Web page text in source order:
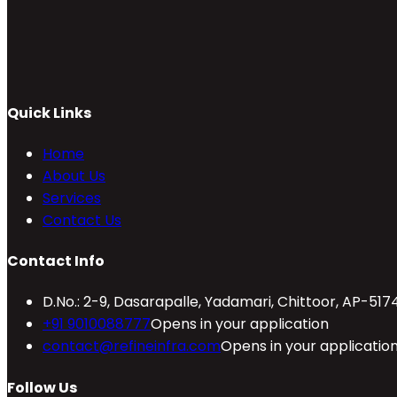
Quick Links
Home
About Us
Services
Contact Us
Contact Info
D.No.: 2-9, Dasarapalle, Yadamari, Chittoor, AP-
+91 9010088777Opens in your application
contact@refineinfra.comOpens in your
Follow Us